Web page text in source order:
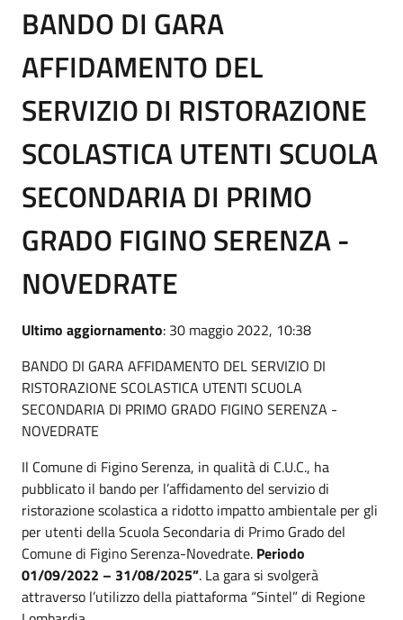
BANDO DI GARA
AFFIDAMENTO DEL
SERVIZIO DI RISTORAZIONE
SCOLASTICA UTENTI SCUOLA
SECONDARIA DI PRIMO
GRADO FIGINO SERENZA -
NOVEDRATE
Ultimo aggiornamento: 30 maggio 2022, 10:38
BANDO DI GARA AFFIDAMENTO DEL SERVIZIO DI
RISTORAZIONE SCOLASTICA UTENTI SCUOLA
SECONDARIA DI PRIMO GRADO FIGINO SERENZA -
NOVEDRATE
Il Comune di Figino Serenza, in qualità di C.U.C., ha
pubblicato il bando per l’affidamento del servizio di
ristorazione scolastica a ridotto impatto ambientale per gli
per utenti della Scuola Secondaria di Primo Grado del
Comune di Figino Serenza-Novedrate. Periodo
01/09/2022 – 31/08/2025”. La gara si svolgerà
attraverso l’utilizzo della piattaforma “Sintel” di Regione